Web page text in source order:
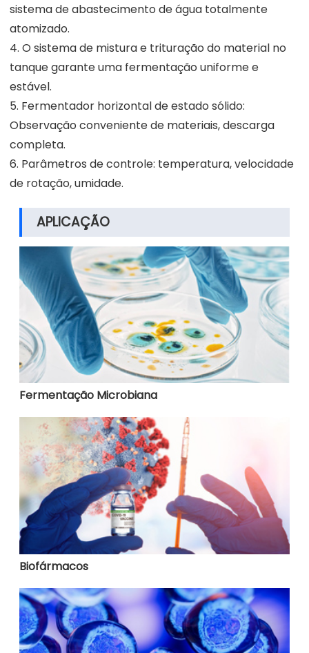
sistema de abastecimento de água totalmente
atomizado.
4. O sistema de mistura e trituração do material no
tanque garante uma fermentação uniforme e
estável.
5. Fermentador horizontal de estado sólido:
Observação conveniente de materiais, descarga
completa.
6. Parâmetros de controle: temperatura, velocidade
de rotação, umidade.
APLICAÇÃO
Fermentação Microbiana
Biofármacos